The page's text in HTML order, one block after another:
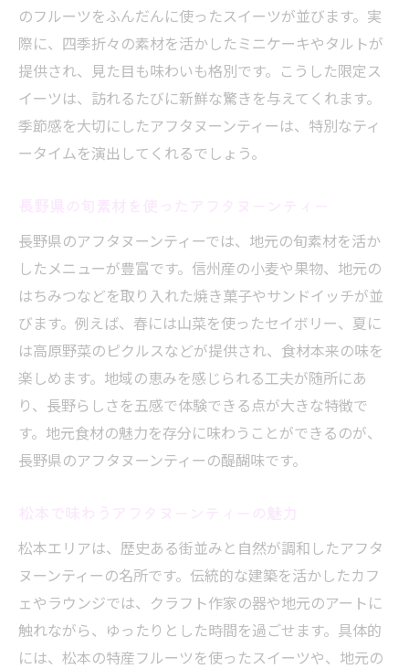
友人や家族と楽しむアフタヌーンティー体
験
一人時間も満喫できるアフタヌーンティー
アフタヌーンティーで心豊かなひとときを
過ごす
多彩な楽しみ方で満足度アップのアフタヌ
のフルーツをふんだんに使ったスイーツが並びます。実
際に、四季折々の素材を活かしたミニケーキやタルトが
提供され、見た目も味わいも格別です。こうした限定ス
イーツは、訪れるたびに新鮮な驚きを与えてくれます。
季節感を大切にしたアフタヌーンティーは、特別なティ
ータイムを演出してくれるでしょう。
長野県のアフタヌーンティーでは、地元の旬素材を活か
したメニューが豊富です。信州産の小麦や果物、地元の
はちみつなどを取り入れた焼き菓子やサンドイッチが並
びます。例えば、春には山菜を使ったセイボリー、夏に
は高原野菜のピクルスなどが提供され、食材本来の味を
楽しめます。地域の恵みを感じられる工夫が随所にあ
り、長野らしさを五感で体験できる点が大きな特徴で
す。地元食材の魅力を存分に味わうことができるのが、
長野県のアフタヌーンティーの醍醐味です。
松本エリアは、歴史ある街並みと自然が調和したアフタ
ヌーンティーの名所です。伝統的な建築を活かしたカフ
ェやラウンジでは、クラフト作家の器や地元のアートに
触れながら、ゆったりとした時間を過ごせます。具体的
には、松本の特産フルーツを使ったスイーツや、地元の